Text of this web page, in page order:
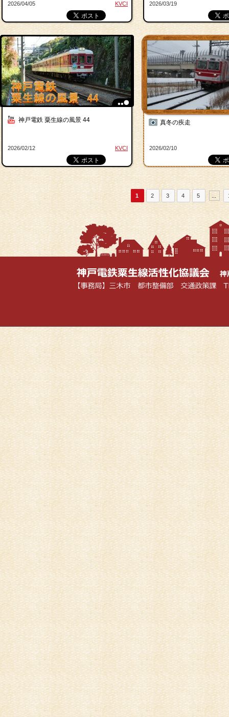
KVCI
2026/04/05 2026/03/19
神戸電鉄 粟生線の風景 44
KVCI
2026/02/12
真冬の疾走
2026/02/10
1 2 3 4 5